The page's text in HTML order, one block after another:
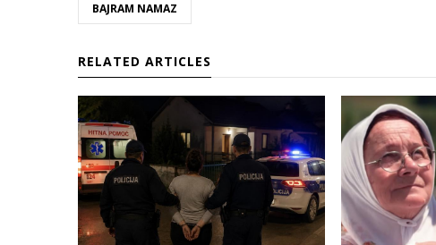
BAJRAM NAMAZ
RELATED ARTICLES